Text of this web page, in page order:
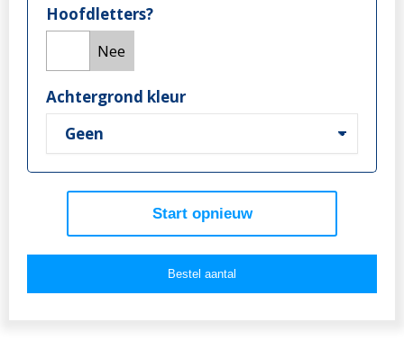
Hoofdletters?
Nee
Achtergrond kleur
Start opnieuw
Bestel aantal